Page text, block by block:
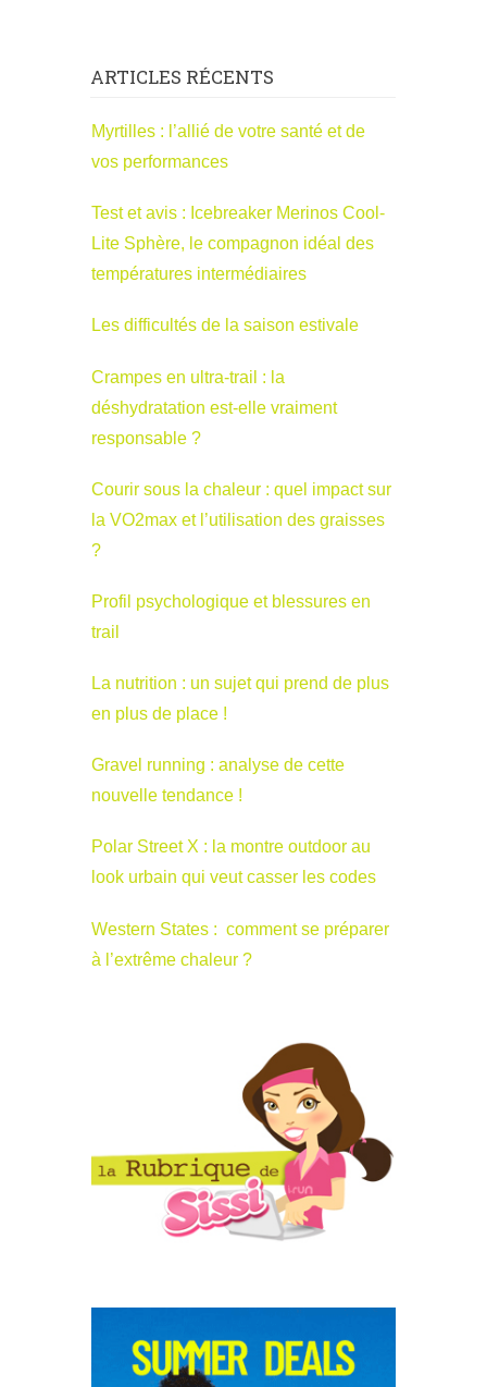
ARTICLES RÉCENTS
Myrtilles : l’allié de votre santé et de
vos performances
Test et avis : Icebreaker Merinos Cool-
Lite Sphère, le compagnon idéal des
températures intermédiaires
Les difficultés de la saison estivale
Crampes en ultra-trail : la
déshydratation est-elle vraiment
responsable ?
Courir sous la chaleur : quel impact sur
la VO2max et l’utilisation des graisses
?
Profil psychologique et blessures en
trail
La nutrition : un sujet qui prend de plus
en plus de place !
Gravel running : analyse de cette
nouvelle tendance !
Polar Street X : la montre outdoor au
look urbain qui veut casser les codes
Western States : comment se préparer
à l’extrême chaleur ?